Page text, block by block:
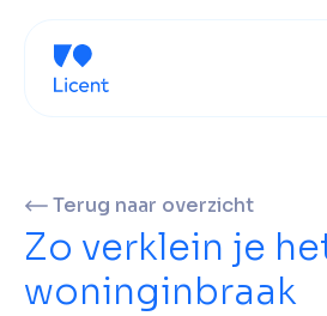
Onze
Terug naar overzicht
Zo verklein je
woninginbraak